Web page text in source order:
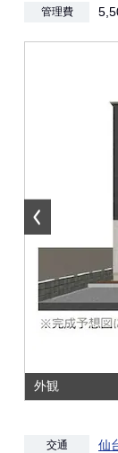
管理費
外観
交通 仙